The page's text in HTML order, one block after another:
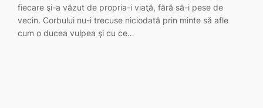
fiecare şi-a văzut de propria-i viaţă, fără să-i pese de
vecin. Corbului nu-i trecuse niciodată prin minte să afle
cum o ducea vulpea şi cu ce…